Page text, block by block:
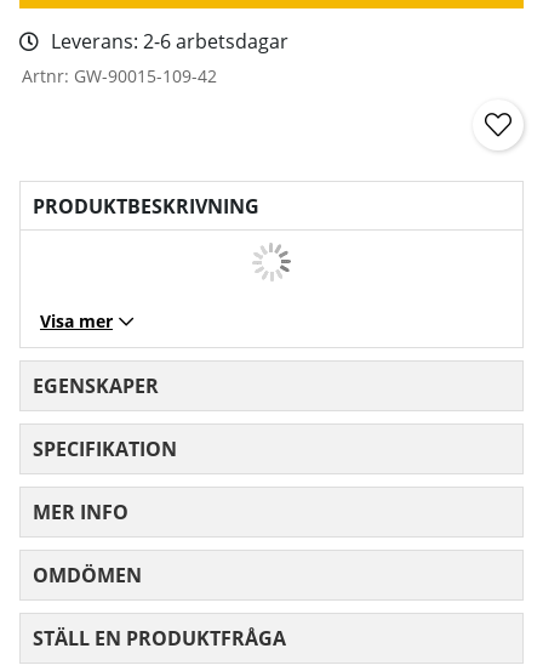
Leverans: 2-6 arbetsdagar
Artnr: GW-90015-109-42
PRODUKTBESKRIVNING
Visa mer
EGENSKAPER
SPECIFIKATION
MER INFO
OMDÖMEN
STÄLL EN PRODUKTFRÅGA